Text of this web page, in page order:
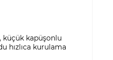
küçük kapüşonlu
hızlıca kurulama